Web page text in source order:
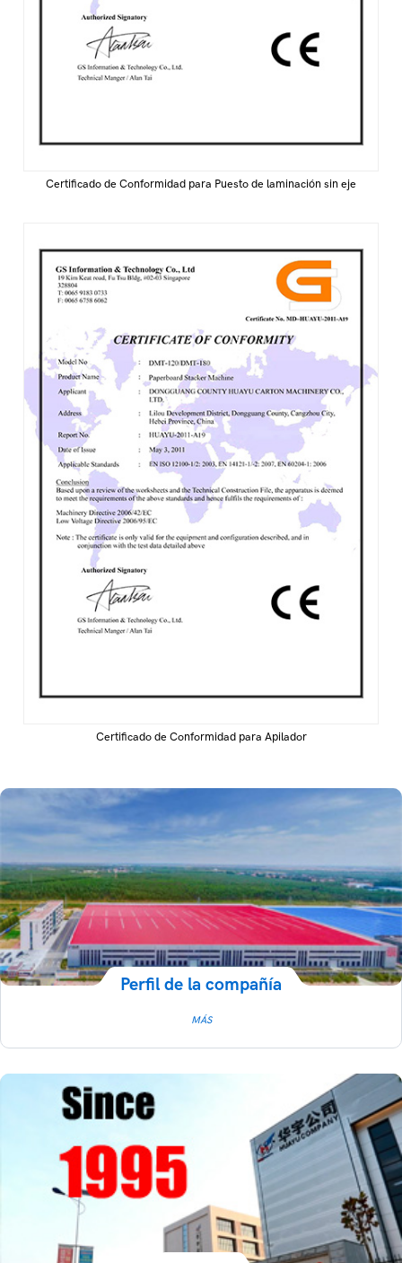
Certificado de Conformidad para Puesto de laminación sin eje
Certificado de Conformidad para Apilador
Perfil de la compañía
MÁS